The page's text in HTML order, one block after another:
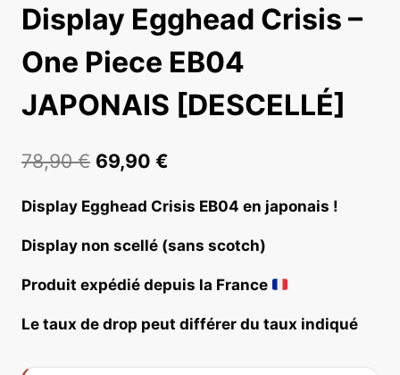
Display Egghead Crisis –
One Piece EB04
JAPONAIS [DESCELLÉ]
78,90€ Le
initial
était :
78,90 €.
69,90 €
est :
69,90 €.
Display Egghead Crisis EB04 en japonais !
Display non scellé (sans scotch)
Produit expédié depuis la France
Le taux de drop peut différer du taux indiqué